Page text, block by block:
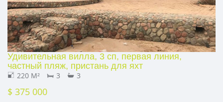
Удивительная вилла, 3 сп, первая линия,
частный пляж, пристань для яхт
220 M² 3 3
$ 375 000